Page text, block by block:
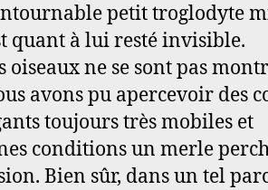
petit troglodyte
quant à lui resté invisible.
oiseaux ne se sont pas
avons pu apercevoir des
toujours très mobiles et
conditions un merle
Bien sûr, dans un tel